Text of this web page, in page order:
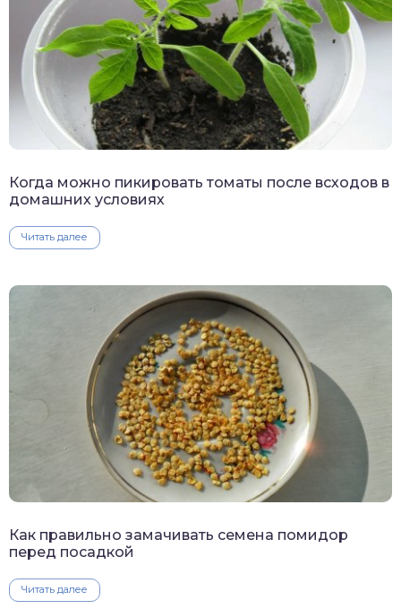
Когда можно пикировать томаты после всходов в
домашних условиях
Читать далее
Как правильно замачивать семена помидор
перед посадкой
Читать далее